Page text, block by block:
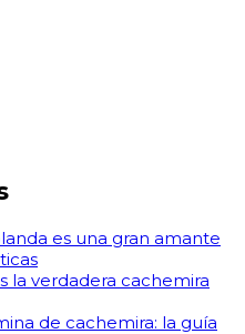
es una gran amante
la verdadera cachemira
de cachemira: la guía